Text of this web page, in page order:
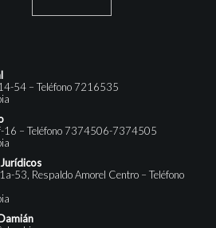
54 – Teléfono 7216535
16 – Teléfono 7374506-7374505
53, Respaldo Amorel Centro – Teléfono